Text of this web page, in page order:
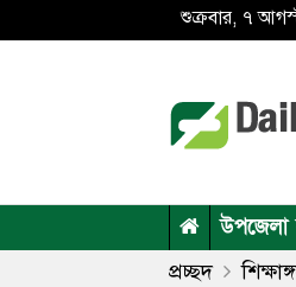
শুক্রবার, ৭
উপজেলা
প্রচ্ছদ